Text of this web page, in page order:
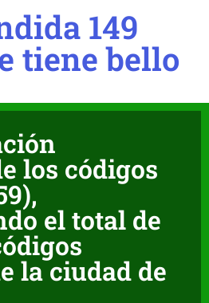
149
tiene bello
los códigos
el total de
la ciudad de